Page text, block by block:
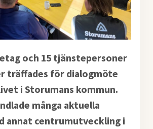
och 15 tjänstepersoner
träffades för dialogmöte
i Storumans kommun.
många aktuella
annat centrumutveckling i